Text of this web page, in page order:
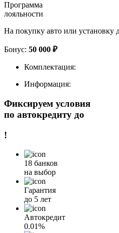
Программа
лояльности
На покупку авто или установку
Бонус: 50 000 ₽
Комплектация:
Информация:
Фиксируем условия
по автокредиту до
!
18 банков
на выбор
Гарантия
до 5 лет
Автокредит
0.01%